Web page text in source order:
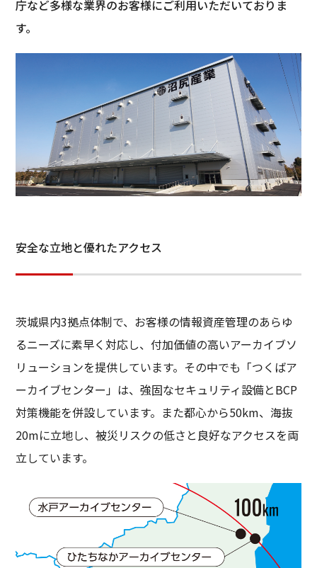
庁など多様な業界のお客様にご利用いただいておりま
す。
安全な立地と優れたアクセス
茨城県内3拠点体制で、お客様の情報資産管理のあらゆ
るニーズに素早く対応し、付加価値の高いアーカイブソ
リューションを提供しています。その中でも「つくばア
ーカイブセンター」は、強固なセキュリティ設備とBCP
対策機能を併設しています。また都心から50km、海抜
20mに立地し、被災リスクの低さと良好なアクセスを両
立しています。